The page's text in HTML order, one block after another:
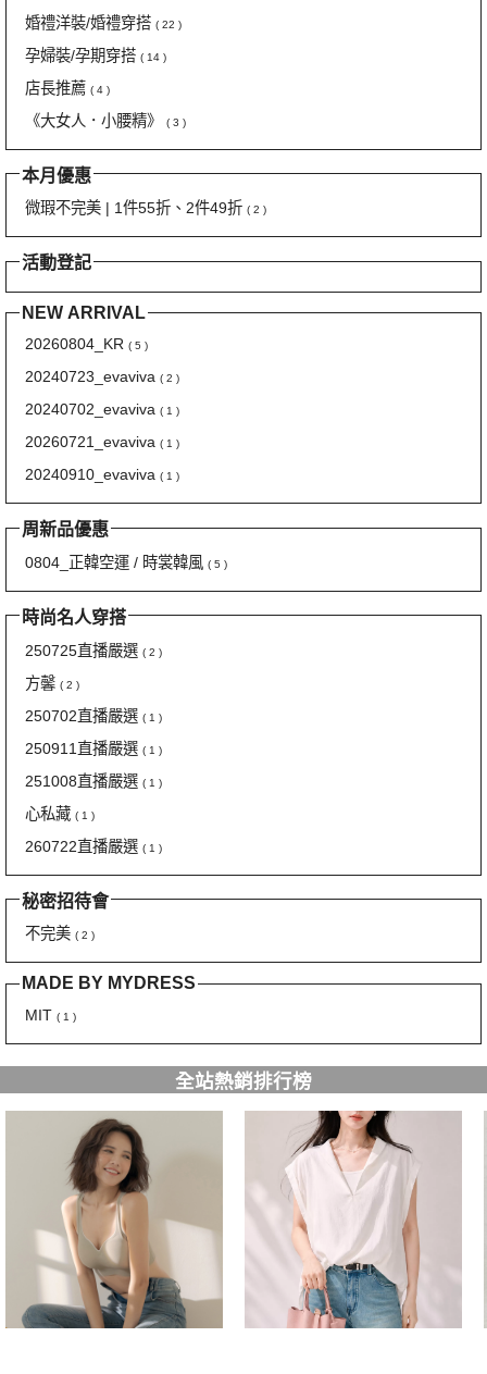
婚禮洋裝/婚禮穿搭 ( 22 )
孕婦裝/孕期穿搭 ( 14 )
店長推薦 ( 4 )
《大女人．小腰精》 ( 3 )
本月優惠
微瑕不完美 | 1件55折、2件49折 ( 2 )
活動登記
NEW ARRIVAL
20260804_KR ( 5 )
20240723_evaviva ( 2 )
20240702_evaviva ( 1 )
20260721_evaviva ( 1 )
20240910_evaviva ( 1 )
周新品優惠
0804_正韓空運 / 時裳韓風 ( 5 )
時尚名人穿搭
250725直播嚴選 ( 2 )
方馨 ( 2 )
250702直播嚴選 ( 1 )
250911直播嚴選 ( 1 )
251008直播嚴選 ( 1 )
心私藏 ( 1 )
260722直播嚴選 ( 1 )
秘密招待會
不完美 ( 2 )
MADE BY MYDRESS
MIT ( 1 )
全站熱銷排行榜